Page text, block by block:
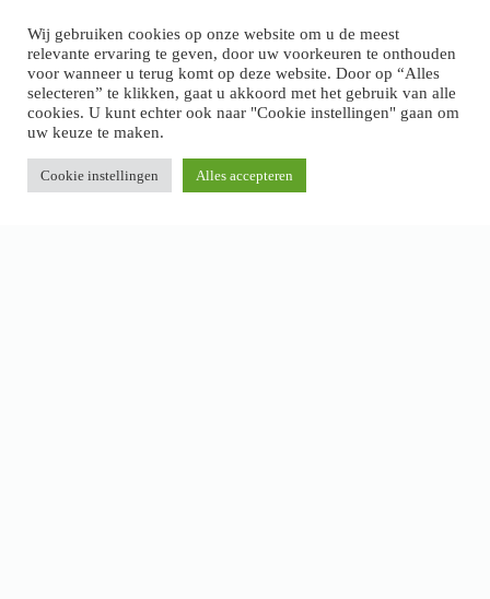
Wij gebruiken cookies op onze website om u de meest
relevante ervaring te geven, door uw voorkeuren te onthouden
voor wanneer u terug komt op deze website. Door op “Alles
selecteren” te klikken, gaat u akkoord met het gebruik van alle
cookies. U kunt echter ook naar "Cookie instellingen" gaan om
uw keuze te maken.
Cookie instellingen Alles accepteren